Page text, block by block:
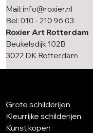
Mail: info@roxier.nl
Bel: 010 - 210 96 03
Roxier Art Rotterdam
Beukelsdijk 102B
3022 DK Rotterdam
Grote schilderijen
Kleurrijke schilderijen
Kunst kopen